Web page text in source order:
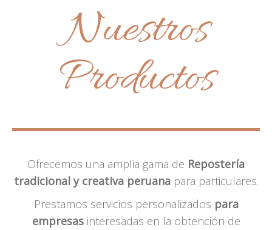
Nuestros
Productos
Ofrecemos una amplia gama de Repostería
tradicional y creativa peruanapara particulares.
Prestamos servicios personalizados para
empresasinteresadas en la obtención de